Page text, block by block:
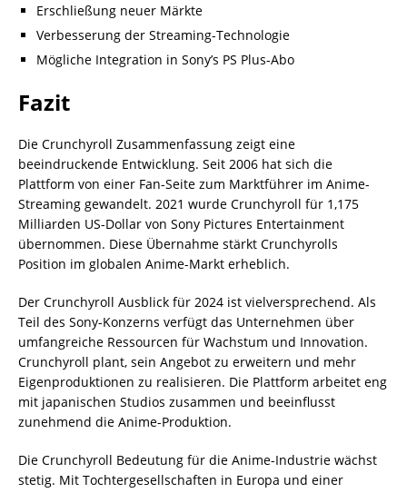
Erschließung neuer Märkte
Verbesserung der Streaming-Technologie
Mögliche Integration in Sony’s PS Plus-Abo
Fazit
Die Crunchyroll Zusammenfassung zeigt eine
beeindruckende Entwicklung. Seit 2006 hat sich die
Plattform von einer Fan-Seite zum Marktführer im Anime-
Streaming gewandelt. 2021 wurde Crunchyroll für 1,175
Milliarden US-Dollar von Sony Pictures Entertainment
übernommen. Diese Übernahme stärkt Crunchyrolls
Position im globalen Anime-Markt erheblich.
Der Crunchyroll Ausblick für 2024 ist vielversprechend. Als
Teil des Sony-Konzerns verfügt das Unternehmen über
umfangreiche Ressourcen für Wachstum und Innovation.
Crunchyroll plant, sein Angebot zu erweitern und mehr
Eigenproduktionen zu realisieren. Die Plattform arbeitet eng
mit japanischen Studios zusammen und beeinflusst
zunehmend die Anime-Produktion.
Die Crunchyroll Bedeutung für die Anime-Industrie wächst
stetig. Mit Tochtergesellschaften in Europa und einer